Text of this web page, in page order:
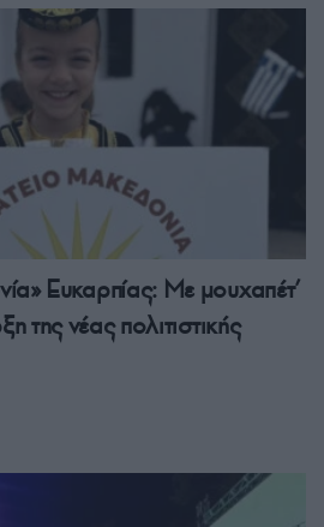
Ευκαρπίας: Με μουχαπέτ’
της νέας πολιτιστικής